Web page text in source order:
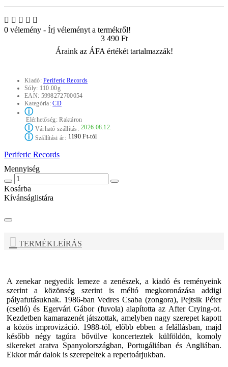
0 vélemény - Írj véleményt a termékről!
3 490 Ft
Áraink az ÁFA értékét tartalmazzák!
Kiadó:Periferic Records
Súly: 110.00g
EAN: 5998272700054
Kategória:CD
ⓘ
Elérhetőség:Raktáron
ⓘVárható szállítás: 2026.08.12.
ⓘSzállítási ár: 1190 Ft-tól
Periferic Records
Mennyiség
Kosárba
Kívánságlistára
TERMÉKLEÍRÁS
A zenekar negyedik lemeze a zenészek, a kiadó és reményeink
szerint a közönség szerint is méltó megkoronázása addigi
pályafutásuknak. 1986-ban Vedres Csaba (zongora), Pejtsik Péter
(cselló) és Egervári Gábor (fuvola) alapította az After Crying-ot.
Kezdetben kamarazenét játszottak, amelyben nagy szerepet kapott
a közös improvizáció. 1988-tól, előbb ebben a felállásban, majd
később négy tagúra bővülve koncerteztek külföldön, komoly
sikereket aratva Spanyolországban, Portugáliában és Angliában.
Ekkor már dalok is szerepeltek a repertoárjukban.